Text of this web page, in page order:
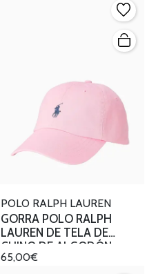
POLO RALPH LAUREN
GORRA POLO RALPH
LAUREN DE TELA DE
CHINO DE ALGODÓN
65,00€